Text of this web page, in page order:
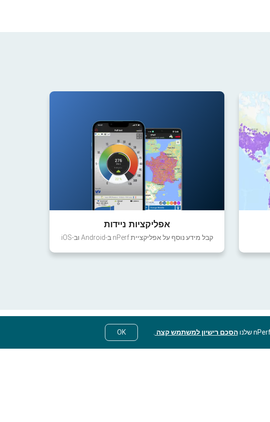
אפליקציות ניידות
קבל מידע נוסף על אפליקציית nPerf ב-Android וב-iOS
הסכם רישיון למשתמש קצה OK